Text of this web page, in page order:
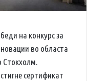
на конкурс за
во областа
сертификат